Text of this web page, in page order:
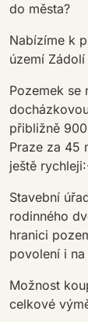
do města?
Nabízíme k
území
Pozemek se
přibližně
Praze za 45
ještě
Stavební
rodinného
hranici
povolení i
Možnost
celkové